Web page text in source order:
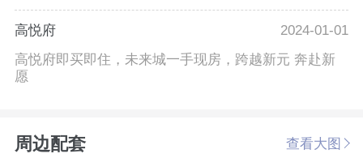
高悦府
2024-01-01
高悦府即买即住，未来城一手现房，跨越新元 奔赴新
愿
周边配套 查看大图